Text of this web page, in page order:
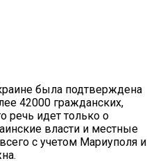
была подтверждена
42000 гражданских,
речь идет только о
власти и местные
с учетом Мариуполя и